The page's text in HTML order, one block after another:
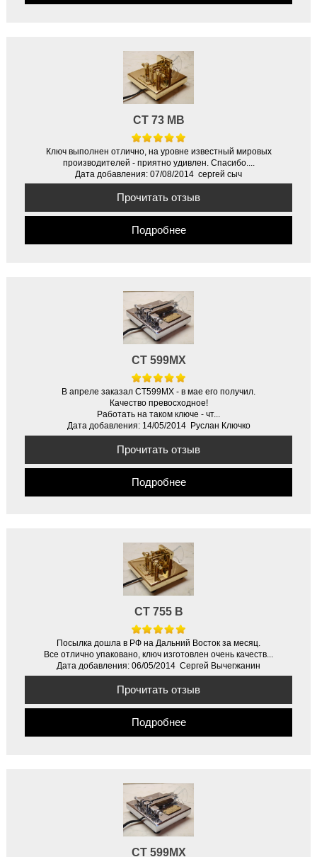
CT 73 MB
Ключ выполнен отлично, на уровне известный мировых
производителей - приятно удивлен. Спасибо....
Дата добавления: 07/08/2014 сергей сыч
Прочитать отзыв
Подробнее
CT 599MX
В апреле заказал CT599MX - в мае eго получил.
Качество превосходное!
Работать на таком ключе - чт...
Дата добавления: 14/05/2014 Руслан Ключко
Прочитать отзыв
Подробнее
CT 755 B
Посылка дошла в РФ на Дальний Восток за месяц.
Все отлично упаковано, ключ изготовлен очень качеств...
Дата добавления: 06/05/2014 Сергей Вычегжанин
Прочитать отзыв
Подробнее
CT 599MX